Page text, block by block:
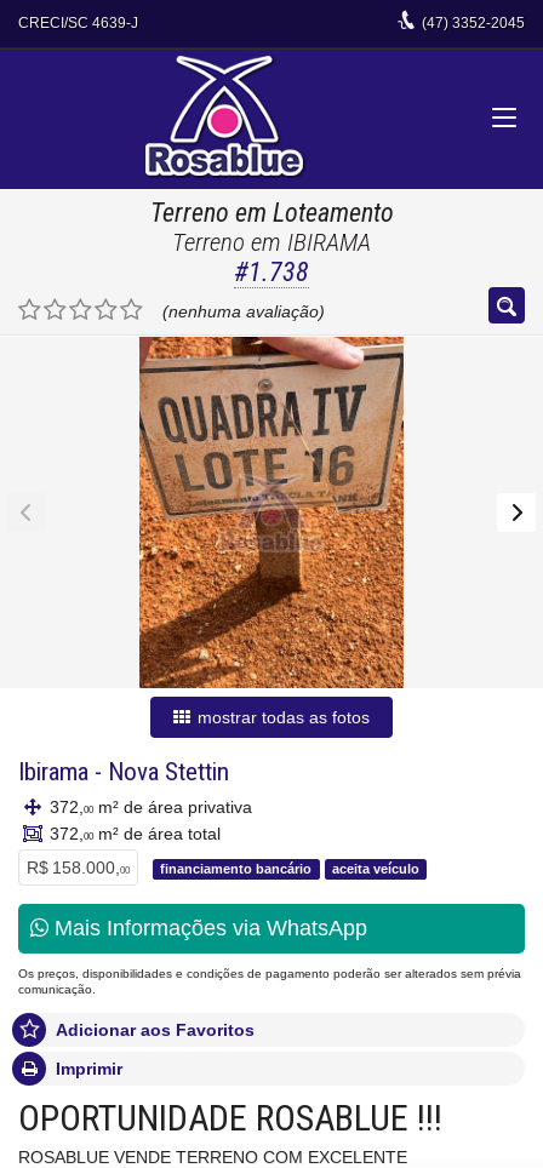
CRECI/SC 4639-J (47) 3352-2045
Terreno em Loteamento
Terreno em IBIRAMA
#1.738
(nenhuma avaliação)
mostrar todas as fotos
Ibirama - Nova Stettin
372, 00m² de área privativa
372, 00m² de área total
R$ 158.000, 00 financiamento bancário aceita veículo
Mais Informações via WhatsApp
Os preços, disponibilidades e condições de pagamento poderão ser alterados sem prévia
comunicação.
Adicionar aos Favoritos
Imprimir
OPORTUNIDADE ROSABLUE !!!
ROSABLUE VENDE TERRENO COM EXCELENTE